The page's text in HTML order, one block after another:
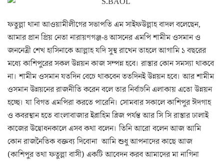
ফতুল্লা থানা আওয়ামীলীগের সভাপতি এম সাইফউল্লাহ বাদল বলেছেন,
আমার প্রান প্রিয় নেতা নারায়ণগঞ্জ-৪ আসনের এমপি শামীম ওসমান ও
জননেত্রী শেখ হাসিনাকে আল্লাহ যদি সুস্থ রাখেন তাহলে আগামি ১ বছরের
মধ্যে কাশিপুরের সকল উন্নয়ন কাজ সম্পন্ন হবে। রাস্তার কোন সমস্যা থাকবে
না। শামীম ওসমান যতদিন বেচে থাকবেন ততদিনই উন্নয়ন হবে। আর শামীম
ওসমান উন্নয়নের রাজনীতি করেন বলে তার নির্বাচনি এলাকায় এতো উন্নয়ন
হচ্ছে। যা বিগত এমপিরা করতে পারেনি। সোমবার সকালে কাশিপুর ঈদগাহ
ও কবরস্থান হতে বাংলাবাজার ইব্রাহিম ব্রিজ পর্যন্ত আর সি সি রাস্তার ঢালাই
কাজের উদ্বোধনকালে এসব কথা বলেন। তিনি আরো বলেন আজ আমি
কোন রাজনৈতিক বক্তব্য দিবোনা আমি শুধু আপনাদের কাছে আজ
(কাশিপুর তথা ফতুল্লা বাসী) একটি আবেদন করব আমাদের মা নাগিনা